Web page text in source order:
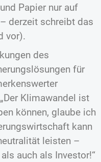
Papier nur auf
derzeit schreibt das
vor).
des
für
Klimawandel ist
können, glaube ich
kann
leisten –
auch als Investor!“